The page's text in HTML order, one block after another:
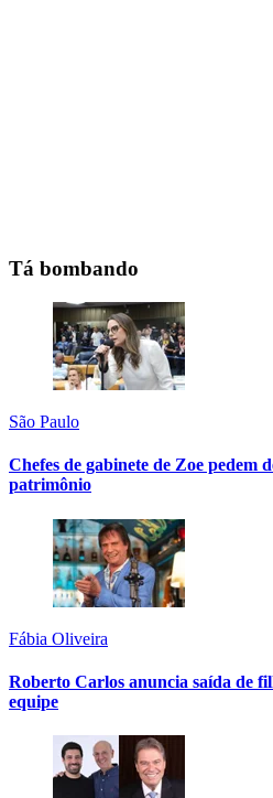
Tá bombando
São Paulo
Chefes de gabinete de Zoe pedem
patrimônio
Fábia Oliveira
Roberto Carlos anuncia saída de
equipe